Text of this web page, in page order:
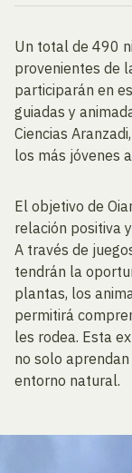
Un total de 490
provenientes de
participarán en
guiadas y
Ciencias
los más jóvenes
El objetivo de
relación positiva
A través de
tendrán la
plantas, los
permitirá
les rodea. Esta
no solo
entorno natural.